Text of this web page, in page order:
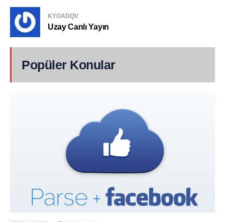
KYOADQV
Uzay Canlı Yayın
Popüler Konular